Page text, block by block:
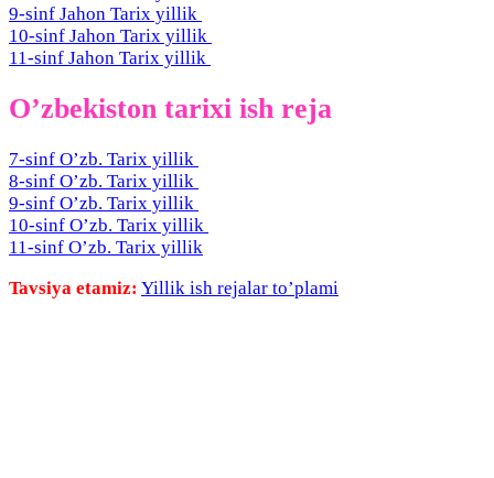
9-sinf Jahon Tarix yillik
10-sinf Jahon Tarix yillik
11-sinf Jahon Tarix yillik
O’zbekiston tarixi ish reja
7-sinf O’zb. Tarix yillik
8-sinf O’zb. Tarix yillik
9-sinf O’zb. Tarix yillik
10-sinf O’zb. Tarix yillik
11-sinf O’zb. Tarix yillik
Tavsiya etamiz: Yillik ish rejalar to’plami